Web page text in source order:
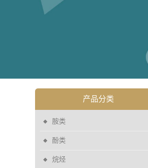
产品分类
胺类
酚类
烷烃